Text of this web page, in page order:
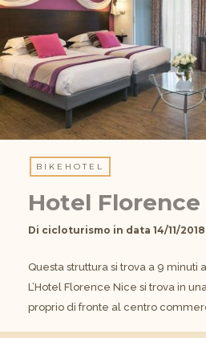
BIKEHOTEL
Hotel Florence
Di cicloturismo in data 14/11/2018
Questa struttura si trova a 9 minuti
L’Hotel Florence Nice si trova in
proprio di fronte al centro